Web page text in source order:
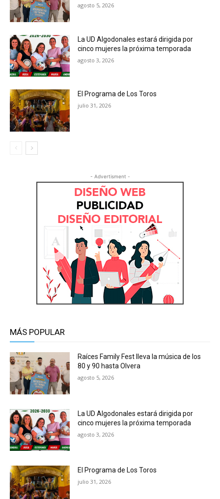
agosto 5, 2026
La UD Algodonales estará dirigida por
cinco mujeres la próxima temporada
agosto 3, 2026
El Programa de Los Toros
julio 31, 2026
- Advertisment -
MÁS POPULAR
Raíces Family Fest lleva la música de los
80 y 90 hasta Olvera
agosto 5, 2026
La UD Algodonales estará dirigida por
cinco mujeres la próxima temporada
agosto 3, 2026
El Programa de Los Toros
julio 31, 2026